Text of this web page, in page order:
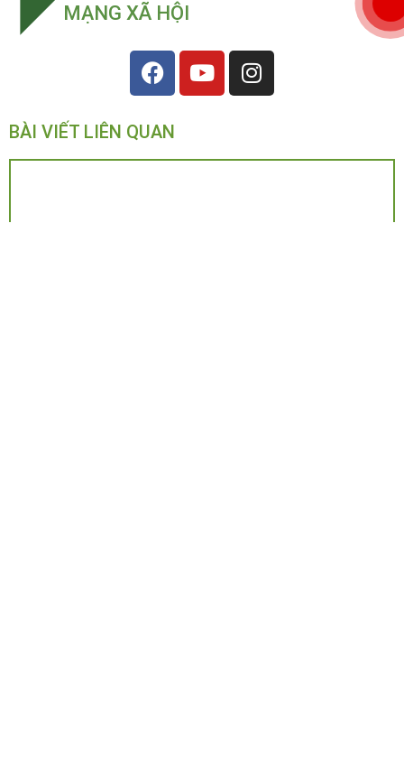
MẠNG XÃ HỘI
BÀI VIẾT LIÊN QUAN